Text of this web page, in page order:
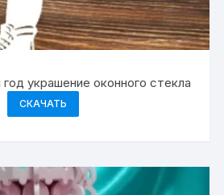
украшение оконного стекла
СКАЧАТЬ